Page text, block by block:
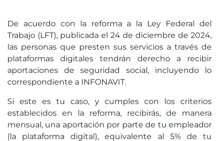
De acuerdo con la reforma a la Ley Federal del
Trabajo (LFT), publicada el 24 de diciembre de 2024,
las personas que presten sus servicios a través de
plataformas digitales tendrán derecho a recibir
aportaciones de seguridad social, incluyendo lo
correspondiente a INFONAVIT.
Si este es tu caso, y cumples con los criterios
establecidos en la reforma, recibirás, de manera
mensual, una aportación por parte de tu empleador
(la plataforma digital), equivalente al 5% de tu